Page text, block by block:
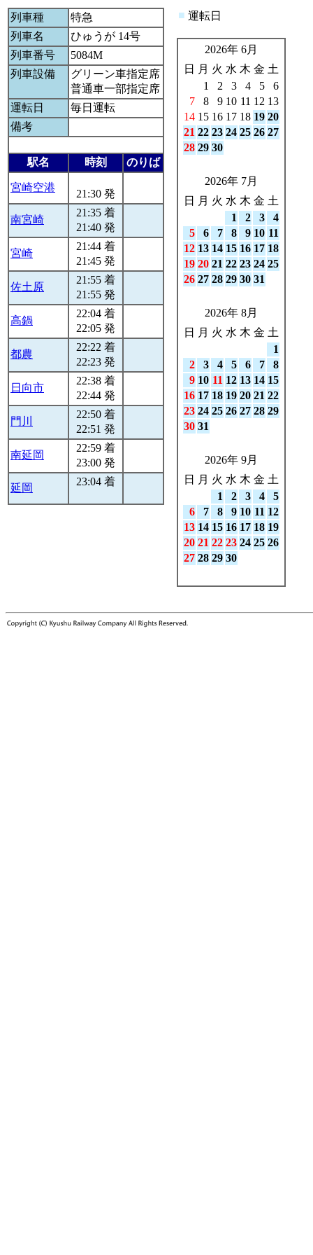
列車種
特急
列車名
ひゅうが 14号
列車番号
5084M
列車設備
グリーン車指定席
普通車一部指定席
運転日
毎日運転
備考
駅名 時刻 のりば
宮崎空港
21:30 発
南宮崎
21:35 着
21:40 発
宮崎
21:44 着
21:45 発
佐土原
21:55 着
21:55 発
高鍋
22:04 着
22:05 発
都農
22:22 着
22:23 発
日向市
22:38 着
22:44 発
門川
22:50 着
22:51 発
南延岡
22:59 着
23:00 発
延岡
23:04 着
■ 運転日
2026年 6月
日
月 火 水 木 金 土
1
2 3 4 5
6
7
8 9 10 11 12 13
14 15 16 17 18 19 20
21 22 23 24 25 26 27
28 29 30
2026年 7月
日
月 火 水 木 金 土
1
2 3
4
5
6 7 8 9 10 11
12 13 14 15 16 17 18
19 20 21 22 23 24 25
26 27 28 29 30 31
2026年 8月
日
月 火 水 木 金 土
1
2
3 4 5 6 7
8
9 10 11 12 13 14 15
16 17 18 19 20 21 22
23 24 25 26 27 28 29
30 31
2026年 9月
日
月 火 水 木 金 土
1
2 3 4
5
6
7 8 9 10 11 12
13 14 15 16 17 18 19
20 21 22 23 24 25 26
27 28 29 30